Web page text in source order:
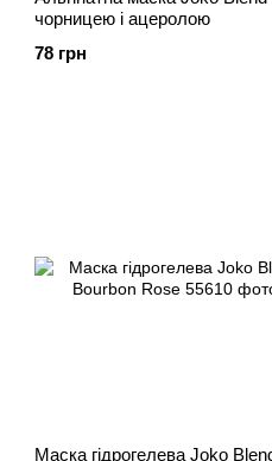
чорницею і ацеролою
78 грн
Маска гідрогелева Joko